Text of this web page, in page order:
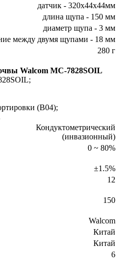
датчик - 320x44x44мм
длина щупа - 150 мм
диаметр щупа - 3 мм
между двумя щупами - 18 мм
280 г
Walcom MC-7828SOIL
(B04);
Кондуктометрический
(инвазионный)
0 ~ 80%
±1.5%
12
150
Walcom
Китай
Китай
6